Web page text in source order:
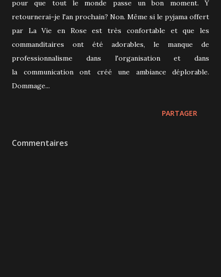
pour que tout le monde passe un bon moment. Y
retournerai-je l'an prochain? Non. Même si le pyjama offert
par La Vie en Rose est très confortable et que les
commanditaires ont été adorables, le manque de
professionnalisme dans l'organisation et dans
la communication ont créé une ambiance déplorable.
Dommage...
PARTAGER
Commentaires